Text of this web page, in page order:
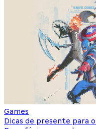
Games
Dicas de presente para